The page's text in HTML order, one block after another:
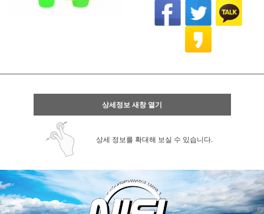
상세정보 새창 열기
상세 정보를 확대해 보실 수 있습니다.